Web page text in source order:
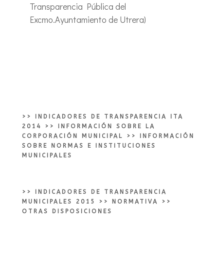
Transparencia Pública del
Excmo.Ayuntamiento de Utrera)
>>
INDICADORES DE TRANSPARENCIA ITA
2014
>>
INFORMACIÓN SOBRE LA
CORPORACIÓN MUNICIPAL
>> INFORMACIÓN
SOBRE NORMAS E INSTITUCIONES
MUNICIPALES
>>
INDICADORES DE TRANSPARENCIA
MUNICIPALES 2015
>> NORMATIVA
>>
OTRAS DISPOSICIONES